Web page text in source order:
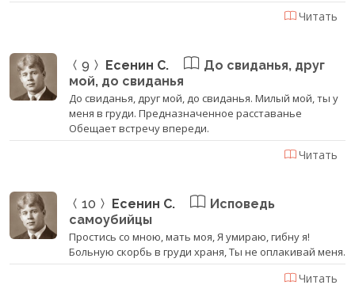
Читать
9 Есенин С.
До свиданья, друг
мой, до свиданья
До свиданья, друг мой, до свиданья. Милый мой, ты у
меня в груди. Предназначенное расставанье
Обещает встречу впереди.
Читать
10 Есенин С.
Исповедь
самоубийцы
Простись со мною, мать моя, Я умираю, гибну я!
Больную скорбь в груди храня, Ты не оплакивай меня.
Читать